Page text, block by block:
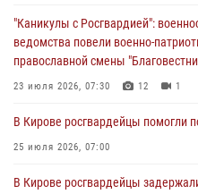
"Каникулы с Росгвардией":
ведомства повели военно-
православной смены
23 июля 2026, 07:30 12 1
В Кирове росгвардейцы помогли
25 июля 2026, 07:00
В Кирове росгвардейцы